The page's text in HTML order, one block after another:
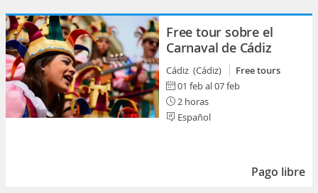
Free tour sobre el
Carnaval de Cádiz
Cádiz (Cádiz)
Free tours
01 feb al 07 feb
2 horas
Español
Pago libre